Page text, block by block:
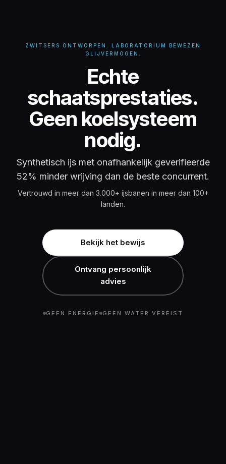
ZWITSERS ONTWORPEN. LABORATORIUM BEWEZEN
GLIJVERMOGEN.
Synthetische
Echte
schaatsprestaties.
Geen koelsysteem
nodig.
Synthetisch ijs met onafhankelijk geverifieerde
52% minder wrijving dan de beste concurrent.
Vertrouwd in meer dan 3.000+ ijsbanen in meer dan 100+
landen.
Bekijk het bewijs
Ontvang persoonlijk
advies
GEEN ENERGIE GEEN WATER VEREIST